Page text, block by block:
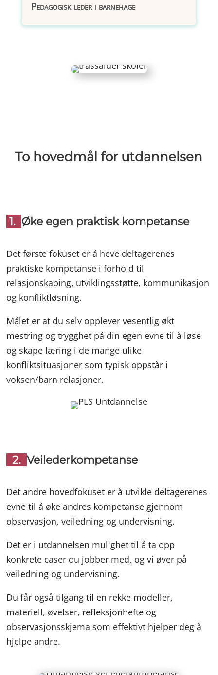
Pedagogisk leder i barnehage
To hovedmål for utdannelsen
1. Øke egen praktisk kompetanse
Det første fokuset er å heve deltagerenes
praktiske kompetanse i forhold til
relasjonskaping, utviklingsstøtte, kommunikasjon
og konfliktløsning.
Målet er at du selv opplever vesentlig økt
mestring og trygghet på din egen evne til å løse
og skape læring i de mange ulike
konfliktsituasjoner som typisk oppstår i
voksen/barn relasjoner.
2.Veilederkompetanse
Det andre hovedfokuset er å utvikle deltagerenes
evne til å øke andres kompetanse gjennom
observasjon, veiledning og undervisning.
Det er i utdannelsen mulighet til å ta opp
konkrete caser du jobber med, og vi øver på
veiledning og undervisning.
Du får også tilgang til en rekke modeller,
materiell, øvelser, refleksjonhefte og
observasjonsskjema som effektivt hjelper deg å
hjelpe andre.